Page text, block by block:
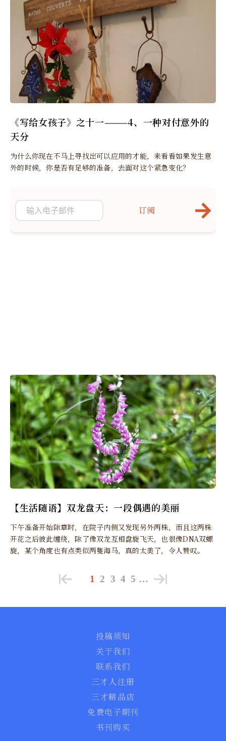
《写给女孩子》之十一———4、一种对付意外的
天分
为什么你现在不马上寻找出可以应用的才能，来看看如果发生意
外的时候，你是否有足够的准备，去面对这个紧急变化？
【生活随语】双龙盘天：一段偶遇的美丽
下午准备开始除草时，在院子内侧又发现另外两株，而且这两株
开花之后彼此缠绕，除了像双龙互相盘旋飞天，也很像DNA双螺
旋，某个角度也有点类似两隻海马，真的太美了，令人赞叹。
订阅
1 2 3 4 5 …
投稿须知
关于我们
联系我们
三才人注册
三才精品店
免费电子期刊
书刊购买